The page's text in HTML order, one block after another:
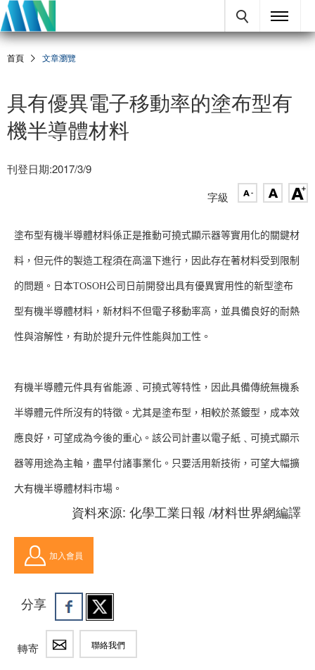
首頁 文章瀏覽
具有優異電子移動率的塗布型有
機半導體材料
刊登日期:2017/3/9
字級
塗布型有機半導體材料係正是推動可撓式顯示器等實用化的關鍵材
料，但元件的製造工程須在高溫下進行，因此存在著材料受到限制
的問題。日本TOSOH公司日前開發出具有優異實用性的新型塗布
型有機半導體材料，新材料不但電子移動率高，並具備良好的耐熱
性與溶解性，有助於提升元件性能與加工性。
有機半導體元件具有省能源﹑可撓式等特性，因此具備傳統無機系
半導體元件所沒有的特徵。尤其是塗布型，相較於蒸鍍型，成本效
應良好，可望成為今後的重心。該公司計畫以電子紙﹑可撓式顯示
器等用途為主軸，盡早付諸事業化。只要活用新技術，可望大幅擴
大有機半導體材料市場。
資料來源: 化學工業日報 /材料世界網編譯
加入會員
分享
轉寄 聯絡我們